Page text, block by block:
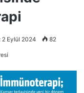
2 Eylül 2024 82